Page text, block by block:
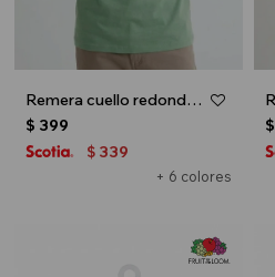
Remera cuello redondo ICONIC 150 - Verde oliva
+ 6 colores
$ 399
$ 339
$